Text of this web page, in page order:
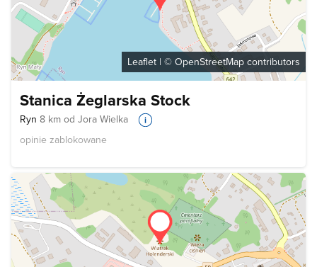
Leaflet | © OpenStreetMap contributors
Stanica Żeglarska Stock
Ryn 8 km od Jora Wielka
opinie zablokowane